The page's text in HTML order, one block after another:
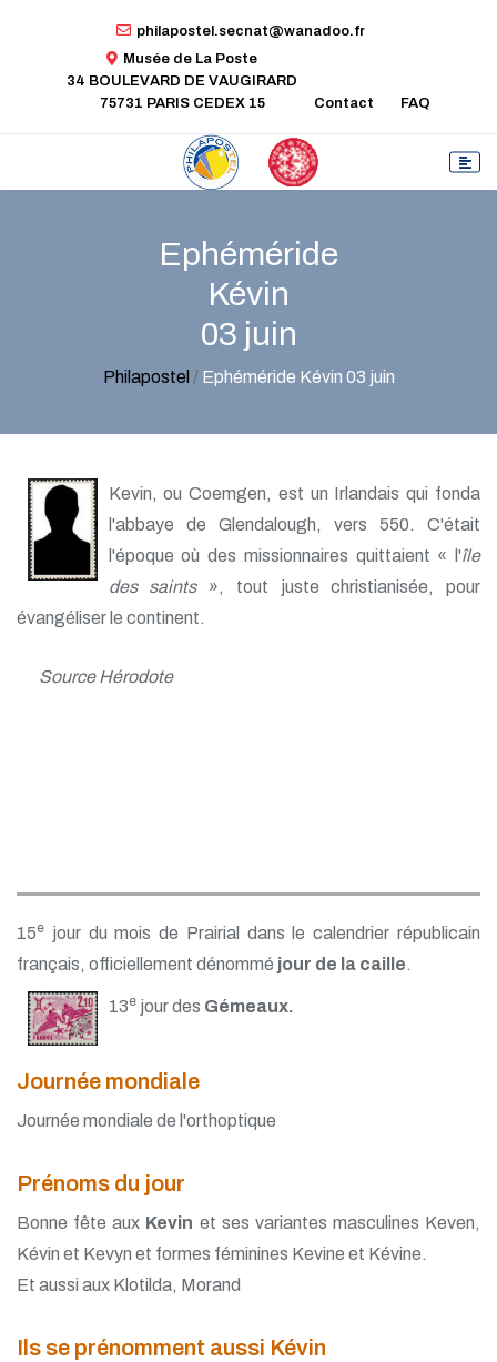
philapostel.secnat@wanadoo.fr
Musée de La Poste
34 BOULEVARD DE VAUGIRARD
75731 PARIS CEDEX 15
Contact FAQ
Ephéméride
Kévin
03 juin
Philapostel / Ephéméride Kévin 03 juin
Kevin, ou Coemgen, est un Irlandais qui fonda
l'abbaye de Glendalough, vers 550. C'était
l'époque où des missionnaires quittaient « l'île
des saints», tout juste christianisée, pour
évangéliser le continent.
Source Hérodote
15e jour du mois de Prairial dans le calendrier républicain
français, officiellement dénommé jour de la caille.
13ejour des Gémeaux.
Journée mondiale
Journée mondiale de l'orthoptique
Prénoms du jour
Bonne fête aux Kevin et ses variantes masculines Keven,
Kévin et Kevyn et formes féminines Kevine et Kévine.
Et aussi aux Klotilda, Morand
Ils se prénomment aussi Kévin